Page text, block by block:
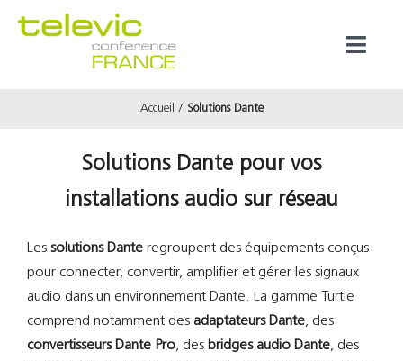
À propos
Accueil Solutions Dante
Solutions Dante pour vos
installations audio sur réseau
Les solutions Dante regroupent des équipements conçus
pour connecter, convertir, amplifier et gérer les signaux
audio dans un environnement Dante. La gamme Turtle
comprend notamment des adaptateurs Dante, des
convertisseurs Dante Pro, des bridges audio Dante, des